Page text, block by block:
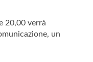
20,00 verrà
un